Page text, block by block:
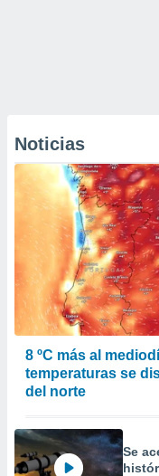
Noticias
8 ºC más al
temperaturas se
del norte
Se